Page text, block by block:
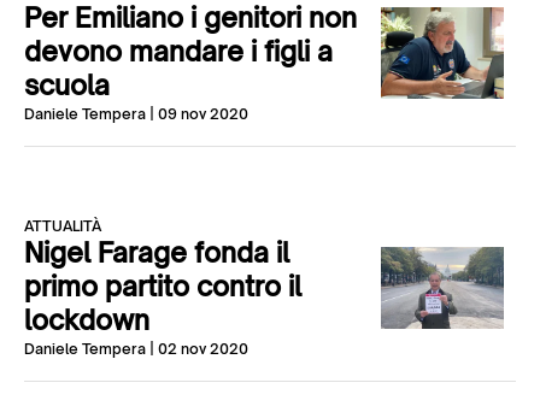
Per Emiliano i genitori non
devono mandare i figli a
scuola
Daniele Tempera | 09 nov 2020
ATTUALITÀ
Nigel Farage fonda il
primo partito contro il
lockdown
Daniele Tempera | 02 nov 2020